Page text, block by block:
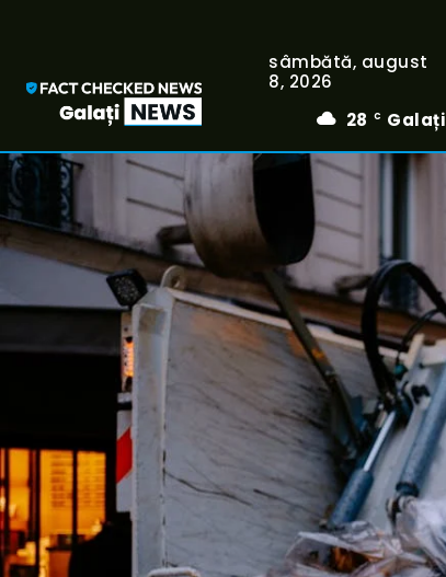
sâmbătă, august
8, 2026
28
C Galați